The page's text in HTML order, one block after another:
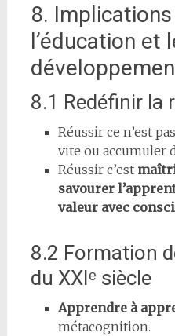
8.
l’éducation et
8.1 Redéfinir la
Réussir ce n’est
vite ou accumuler
Réussir c’est
savourer
valeur avec
8.2 Formation
du XXIᵉ siècle
Apprendre à
métacognition.